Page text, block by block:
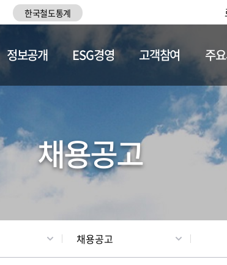
한국철도통계
채용정보
정보공개 ESG경영 고객참여 주
채용공고
채용공고